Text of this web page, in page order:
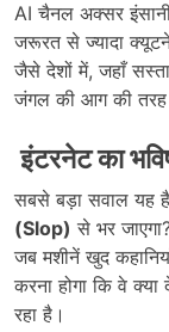
AI चैनल अक्सर
जरूरत से ज्यादा
जैसे देशों में, जहाँ
जंगल की आग की तरह
इंटरनेट का
सबसे बड़ा सवाल यह
(Slop) से भर
जब मशीनें खुद
करना होगा कि वे
रहा है।